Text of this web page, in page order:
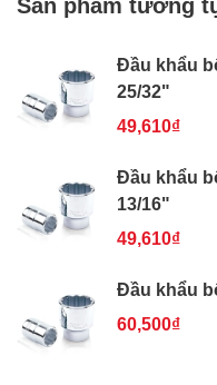
Sản phẩm tương
Đầu khẩu
25/32"
49,610₫
Đầu khẩu
13/16"
49,610₫
Đầu khẩu
60,500₫